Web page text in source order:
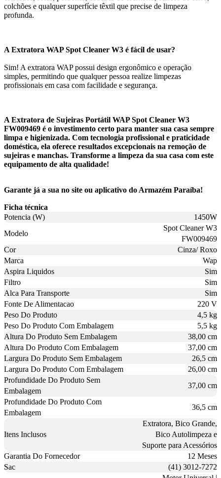
colchões e qualquer superfície têxtil que precise de limpeza
profunda.
A Extratora WAP Spot Cleaner W3 é fácil de usar?
Sim! A extratora WAP possui design ergonômico e operação
simples, permitindo que qualquer pessoa realize limpezas
profissionais em casa com facilidade e segurança.
A Extratora de Sujeiras Portátil WAP Spot Cleaner W3
FW009469 é o investimento certo para manter sua casa sempre
limpa e higienizada. Com tecnologia profissional e praticidade
doméstica, ela oferece resultados excepcionais na remoção de
sujeiras e manchas. Transforme a limpeza da sua casa com este
equipamento de alta qualidade!
Garante já a sua no site ou aplicativo do Armazém Paraíba!
Ficha técnica
Potencia (W)
1450W
Modelo
Spot Cleaner W3
FW009469
Cor
Cinza/ Roxo
Marca
Wap
Aspira Liquidos
Sim
Filtro
Sim
Alca Para Transporte
Sim
Fonte De Alimentacao
220 V
Peso Do Produto
4,5 kg
Peso Do Produto Com Embalagem
5,5 kg
Altura Do Produto Sem Embalagem
38,00 cm
Altura Do Produto Com Embalagem
37,00 cm
Largura Do Produto Sem Embalagem
26,5 cm
Largura Do Produto Com Embalagem
26,00 cm
Profundidade Do Produto Sem
Embalagem
37,00 cm
Profundidade Do Produto Com
Embalagem
36,5 cm
Itens Inclusos
Extratora, Bico Grande,
Bico Autolimpeza e
Suporte para Acessórios
Garantia Do Fornecedor
12 Meses
Sac
(41) 3012-7272